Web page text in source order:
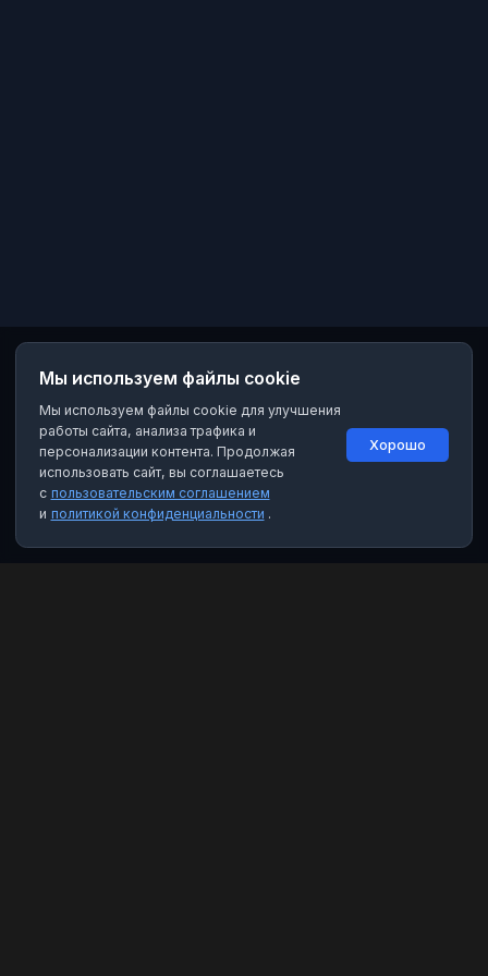
Мы используем файлы cookie
Мы используем файлы cookie для улучшения
работы сайта, анализа трафика и
персонализации контента. Продолжая
использовать сайт, вы соглашаетесь
с пользовательским соглашением
и политикой конфиденциальности .
Хорошо